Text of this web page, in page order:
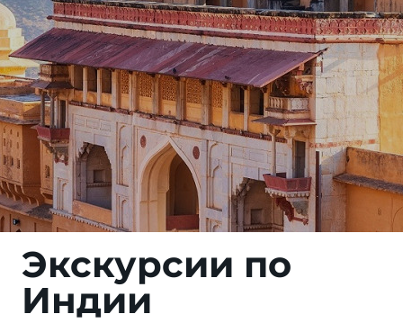
Экскурсии по
Индии